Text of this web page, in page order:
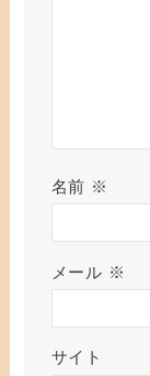
名前 ※
メール ※
サイト